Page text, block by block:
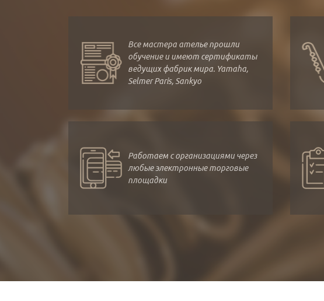
Все мастера ателье прошли
обучение и имеют сертификаты
ведущих фабрик мира. Yamaha,
Selmer Paris, Sankyo
Работаем с организациями через
любые электронные торговые
площадки